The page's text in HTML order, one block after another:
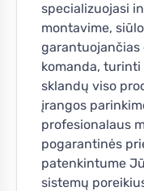
specializuojasi
montavime,
garantuojančias
komanda,
sklandų viso
įrangos
profesionalaus
pogarantinės
patenkintume
sistemų